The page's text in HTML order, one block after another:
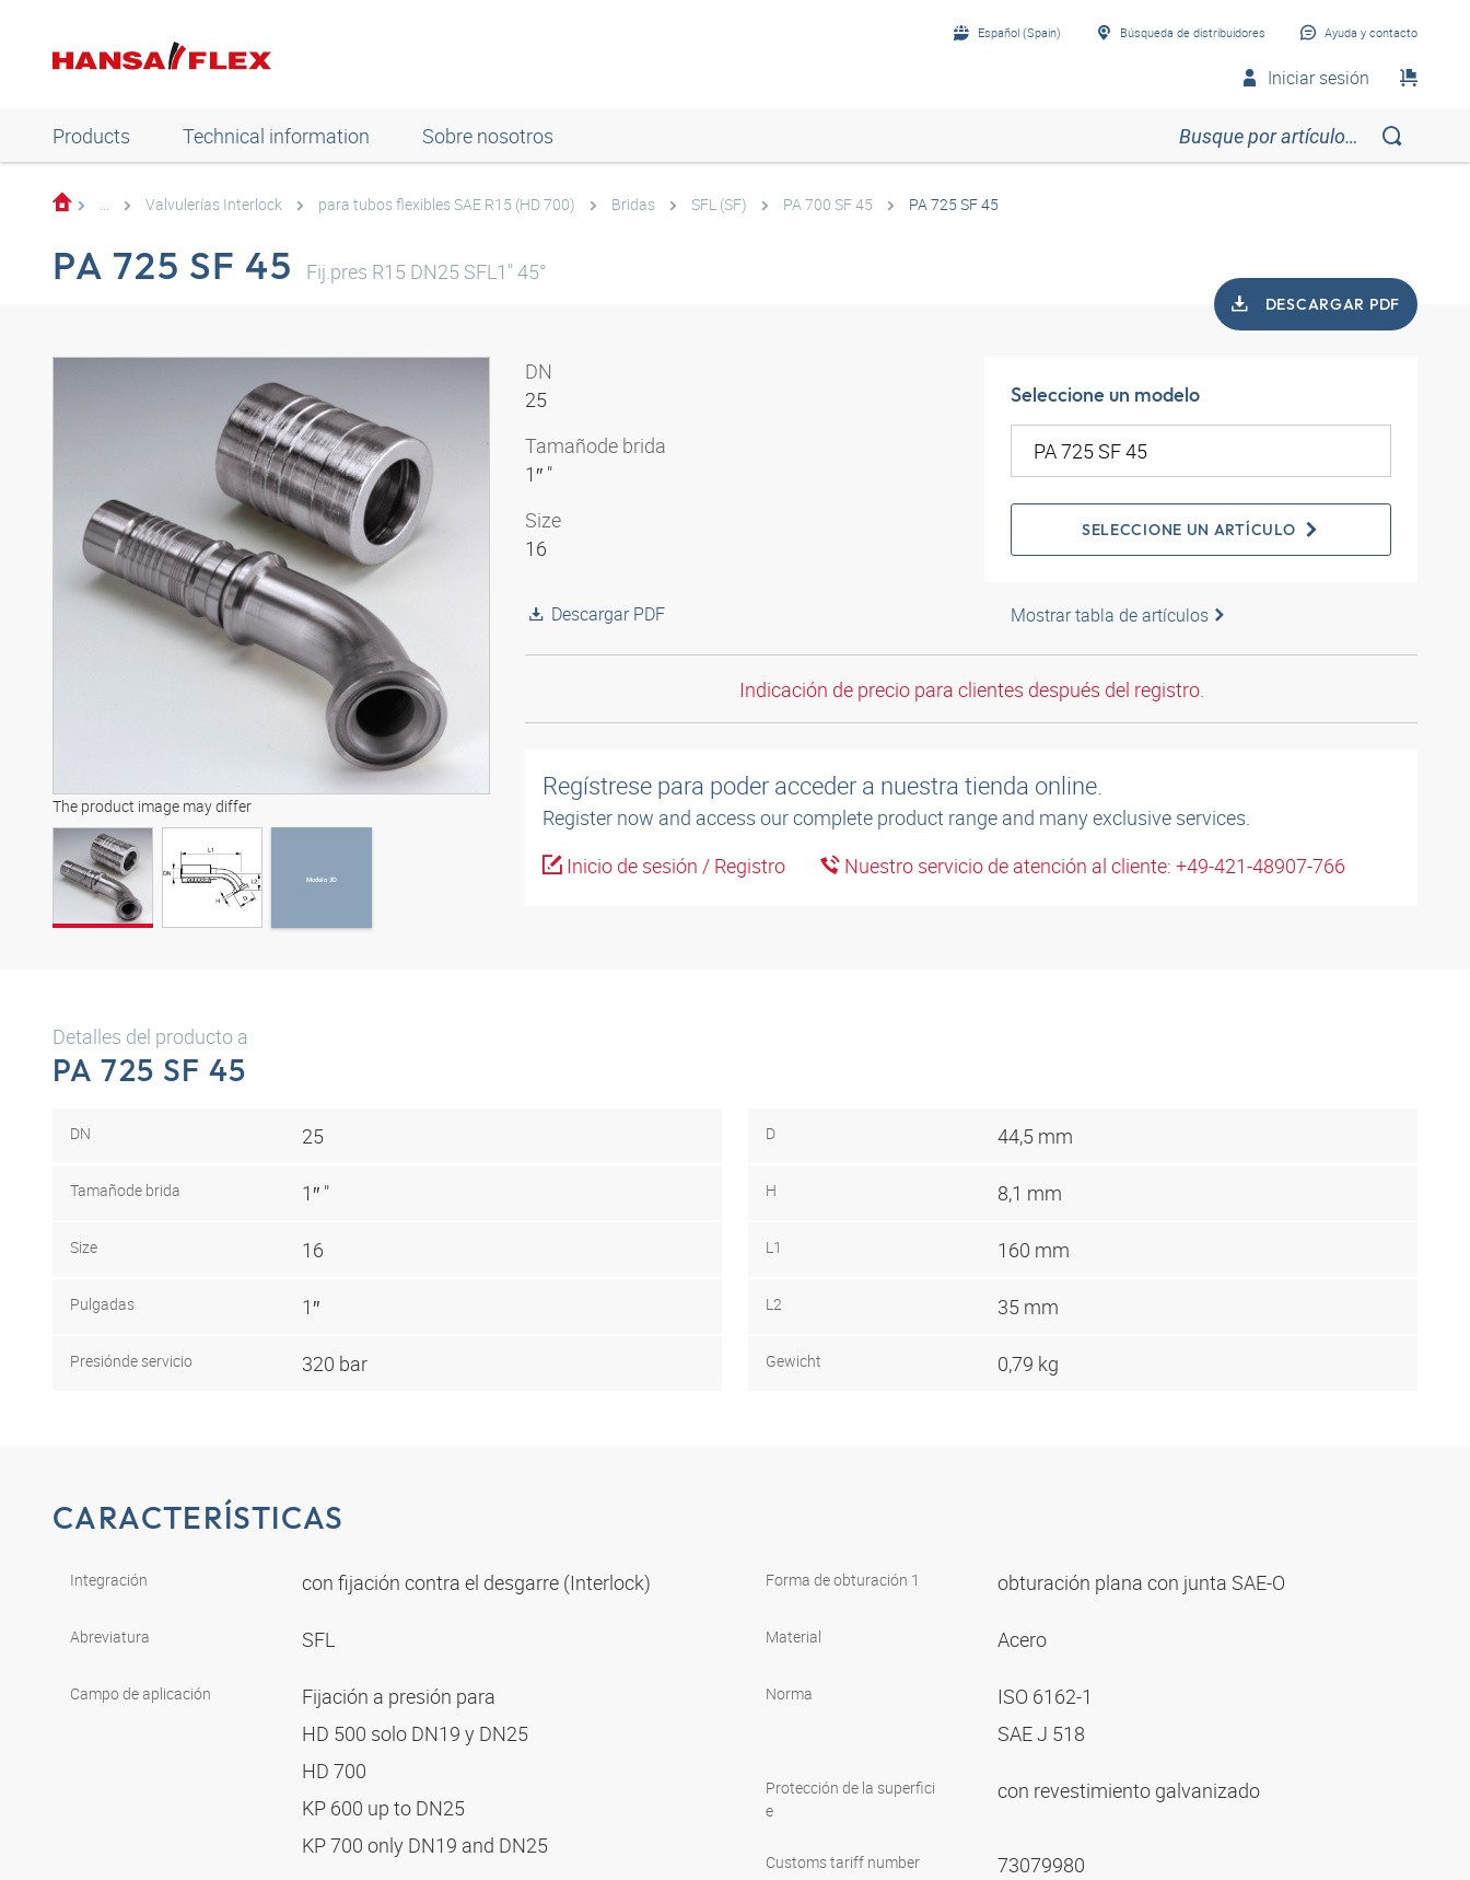
Español (Spain) Búsqueda de distribuidores Ayuda y contacto
Iniciar sesión
Products Technical information Sobre nosotros
... Valvulerías Interlock para tubos flexibles SAE R15 (HD 700) Bridas SFL (SF) PA 700 SF 45 PA 725 SF 45
PA 725 SF 45 Fij.pres R15 DN25 SFL1" 45°
DESCARGAR PDF
The product image may differ
Modelo 3D
Modelo 3D
DN
25
Tamañode brida
1″ "
Size
16
Descargar PDF
Seleccione un modelo
SELECCIONE UN ARTÍCULO
Mostrar tabla de artículos
Indicación de precio para clientes después del registro.
Regístrese para poder acceder a nuestra tienda online.
Register now and access our complete product range and many exclusive services.
Inicio de sesión / Registro
Nuestro servicio de atención al cliente: +49-421-48907-766
Detalles del producto a
PA 725 SF 45
DN 25
Tamañode brida 1″ "
Size 16
Pulgadas 1″
Presiónde servicio 320 bar
D 44,5 mm
H 8,1 mm
L1 160 mm
L2 35 mm
Gewicht 0,79 kg
CARACTERÍSTICAS
Integración con fijación contra el desgarre (Interlock)
Abreviatura SFL
Campo de aplicación
Fijación a presión para
HD 500 solo DN19 y DN25
HD 700
KP 600 up to DN25
KP 700 only DN19 and DN25
Forma de obturación 1 obturación plana con junta SAE-O
Material Acero
Norma
ISO 6162-1
SAE J 518
Protección de la superfici
e
con revestimiento galvanizado
Customs tariff number 73079980